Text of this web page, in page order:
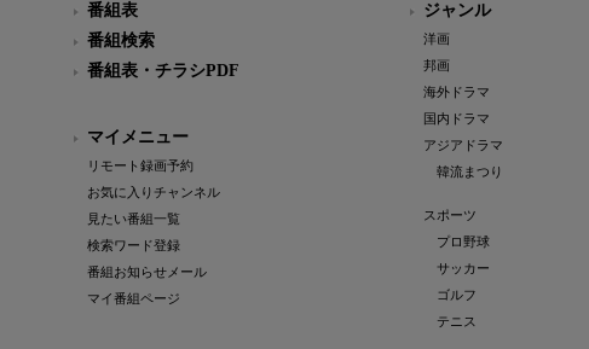
番組表
番組検索
番組表・チラシPDF
マイメニュー
リモート録画予約
お気に入りチャンネル
見たい番組一覧
検索ワード登録
番組お知らせメール
マイ番組ページ
ジャンル
洋画
邦画
海外ドラマ
国内ドラマ
アジアドラマ
韓流まつり
スポーツ
プロ野球
サッカー
ゴルフ
テニス